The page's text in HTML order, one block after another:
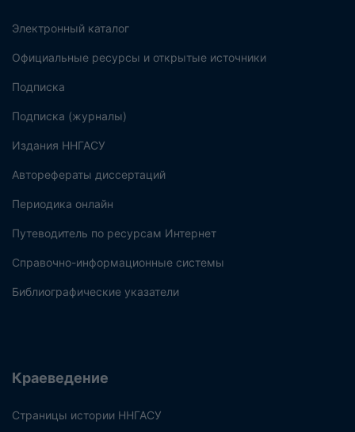
Электронный каталог
Официальные ресурсы и открытые источники
Подписка
Подписка (журналы)
Издания ННГАСУ
Авторефераты диссертаций
Периодика онлайн
Путеводитель по ресурсам Интернет
Справочно-информационные системы
Библиографические указатели
Краеведение
Страницы истории ННГАСУ